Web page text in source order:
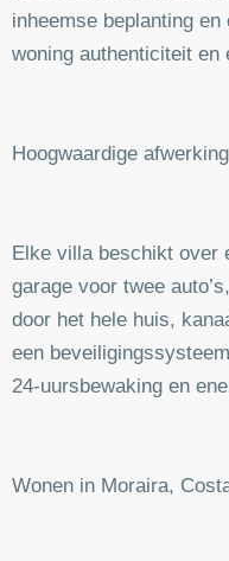
inheemse beplanting
woning authenticiteit en
Hoogwaardige
Elke villa beschikt over
garage voor twee
door het hele huis,
een
24-uursbewaking en
Wonen in Moraira,